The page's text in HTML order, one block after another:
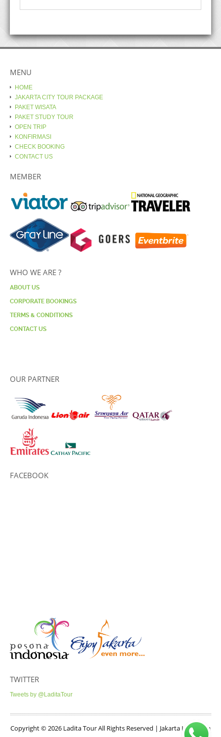
MENU
HOME
JAKARTA CITY TOUR PACKAGE
PAKET WISATA
PAKET STUDY TOUR
OPEN TRIP
KONFIRMASI
CHECK BOOKING
CONTACT US
MEMBER
WHO WE ARE ?
ABOUT US
CORPORATE BOOKINGS
TERMS & CONDITIONS
CONTACT US
OUR PARTNER
FACEBOOK
TWITTER
Tweets by @LaditaTour
Copyright © 2026 Ladita Tour All Rights Reserved | Jakarta Indonesia